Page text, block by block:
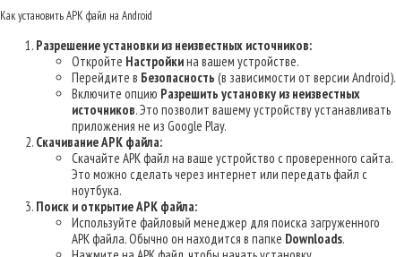
Как установить APK файл на Android
Разрешение установки из неизвестных источников:
Откройте Настройкина вашем устройстве.
Перейдите в Безопасность (в зависимости от версии Android).
Включите опцию Разрешить установку из неизвестных
источников. Это позволит вашему устройству устанавливать
приложения не из Google Play.
Скачивание APK файла:
Скачайте APK файл на ваше устройство с проверенного сайта.
Это можно сделать через интернет или передать файл с
ноутбука.
Поиск и открытие APK файла:
Используйте файловый менеджер для поиска загруженного
APK файла. Обычно он находится в папке Downloads.